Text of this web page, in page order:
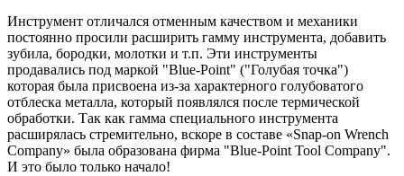
Инструмент отличался отменным качеством и механики
постоянно просили расширить гамму инструмента, добавить
зубила, бородки, молотки и т.п. Эти инструменты
продавались под маркой "Blue-Point" ("Голубая точка")
которая была присвоена из-за характерного голубоватого
отблеска металла, который появлялся после термической
обработки. Так как гамма специального инструмента
расширялась стремительно, вскоре в составе «Snap-on Wrench
Company» была образована фирма "Blue-Point Tool Company".
И это было только начало!